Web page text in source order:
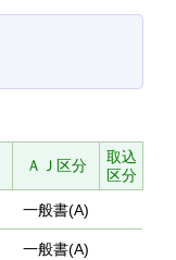
ＡＪ区分
取込
区分
一般書(A)
一般書(A)